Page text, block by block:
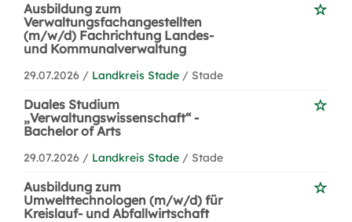
Ausbildung zum
Verwaltungsfachangestellten
(m/w/d) Fachrichtung Landes-
und Kommunalverwaltung
29.07.2026 / Landkreis Stade / Stade
Duales Studium
„Verwaltungswissenschaft“ -
Bachelor of Arts
29.07.2026 / Landkreis Stade / Stade
Ausbildung zum
Umwelttechnologen (m/w/d) für
Kreislauf- und Abfallwirtschaft